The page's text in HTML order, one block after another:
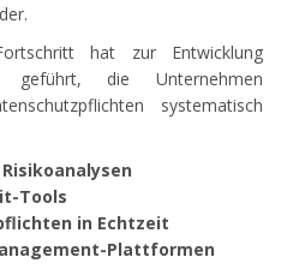
hat zur Entwicklung
geführt, die Unternehmen
systematisch
Tools
in Echtzeit
Plattformen